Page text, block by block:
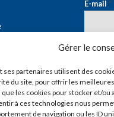
Gérer le
ses partenaires utilisent des
du site, pour offrir les
les cookies pour stocker et/ou
à ces technologies nous
de navigation ou les ID
E-mail*